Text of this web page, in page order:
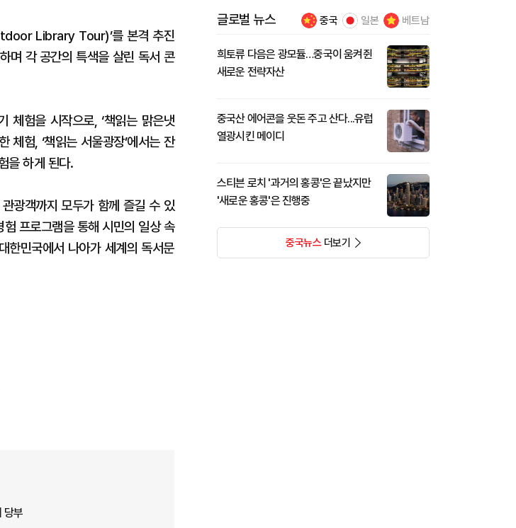
Library Tour)’를 본격 추진
며 각 공간의 특색을 살린 독서 콘
체험을 시작으로, ‘책읽는 맑은냇
체험, ‘책읽는 서울광장’에서는 잔
을 하게 된다.
광객까지 모두가 함께 즐길 수 있
프로그램을 통해 시민의 일상 속
한민국에서 나아가 세계의 독서문
당부
글로벌 뉴스 중국 일본 베트남
희토류 다음은 광모듈…중국이 움켜쥔
새로운 전략자산
중국산 에어콘을 웃돈 주고 산다...유럽
열광시킨 메이디
스티븐 로치 '과거의 홍콩'은 끝났지만
'새로운 홍콩'은 진행중
중국뉴스더보기